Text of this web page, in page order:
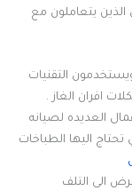
الذين يتعاملون مع
التقنيات
افران الغاز .
العديده لصيانه
تحتاج اليها الطباخات
الى التلف